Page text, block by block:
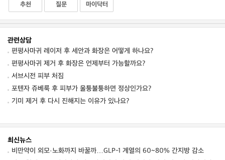
추천 질문 마이닥터
관련상담
편평사마귀 레이저 후 세안과 화장은 어떻게 하나요?
편평사마귀 제거 후 화장은 언제부터 가능할까요?
서브시전 피부 처짐
포텐자 쥬베룩 후 피부가 울퉁불퉁하면 정상인가요?
기미 제거 후 다시 진해지는 이유가 있나요?
최신뉴스
비만약이 외모·노화까지 바꿀까…GLP-1 계열의 60~80% 간지방 감소